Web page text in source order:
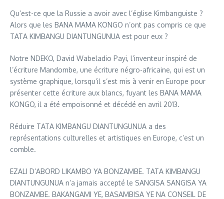
Qu’est-ce que la Russie a avoir avec l’église Kimbanguiste ?
Alors que les BANA MAMA KONGO n’ont pas compris ce que
TATA KIMBANGU DIANTUNGUNUA est pour eux ?
Notre NDEKO, David Wabeladio Payi, l’inventeur inspiré de
l’écriture Mandombe, une écriture négro-africaine, qui est un
système graphique, lorsqu’il s’est mis à venir en Europe pour
présenter cette écriture aux blancs, fuyant les BANA MAMA
KONGO, il a été empoisonné et décédé en avril 2013.
Réduire TATA KIMBANGU DIANTUNGUNUA a des
représentations culturelles et artistiques en Europe, c’est un
comble.
EZALI D’ABORD LIKAMBO YA BONZAMBE. TATA KIMBANGU
DIANTUNGUNUA n’a jamais accepté le SANGISA SANGISA YA
BONZAMBE. BAKANGAMI YE, BASAMBISA YE NA CONSEIL DE